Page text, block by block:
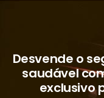
Desvende o
saudável
exclusivo